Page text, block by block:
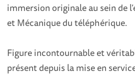
immersion originale au sein de
et Mécanique du téléphérique.
Figure incontournable et
présent depuis la mise en